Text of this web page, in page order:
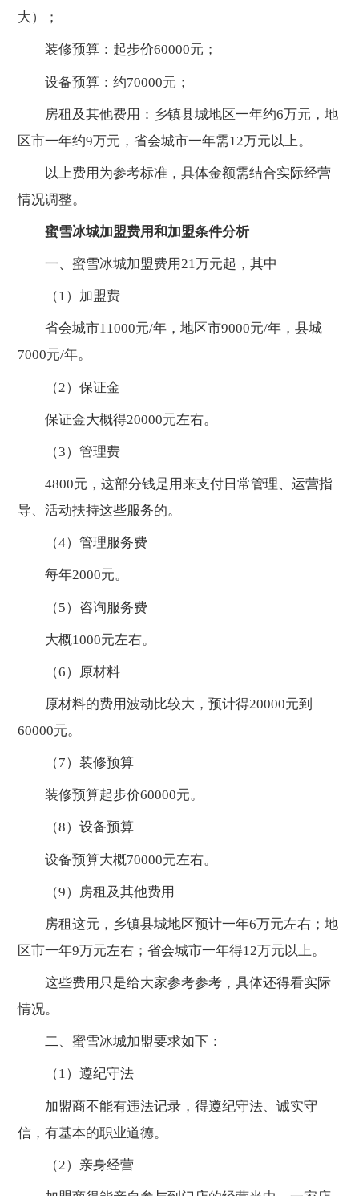
大）；
装修预算：起步价60000元；
设备预算：约70000元；
房租及其他费用：乡镇县城地区一年约6万元，地
区市一年约9万元，省会城市一年需12万元以上。
以上费用为参考标准，具体金额需结合实际经营
情况调整。
蜜雪冰城加盟费用和加盟条件分析
一、蜜雪冰城加盟费用21万元起，其中
（1）加盟费
省会城市11000元/年，地区市9000元/年，县城
7000元/年。
（2）保证金
保证金大概得20000元左右。
（3）管理费
4800元，这部分钱是用来支付日常管理、运营指
导、活动扶持这些服务的。
（4）管理服务费
每年2000元。
（5）咨询服务费
大概1000元左右。
（6）原材料
原材料的费用波动比较大，预计得20000元到
60000元。
（7）装修预算
装修预算起步价60000元。
（8）设备预算
设备预算大概70000元左右。
（9）房租及其他费用
房租这元，乡镇县城地区预计一年6万元左右；地
区市一年9万元左右；省会城市一年得12万元以上。
这些费用只是给大家参考参考，具体还得看实际
情况。
二、蜜雪冰城加盟要求如下：
（1）遵纪守法
加盟商不能有违法记录，得遵纪守法、诚实守
信，有基本的职业道德。
（2）亲身经营